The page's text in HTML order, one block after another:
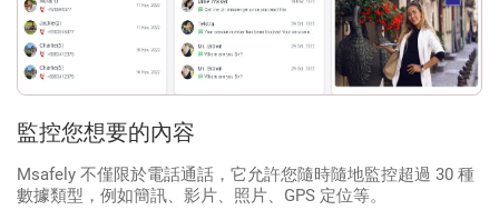
監控您想要的內容
Msafely 不僅限於電話通話，它允許您隨時隨地監控超過 30 種
數據類型，例如簡訊、影片、照片、GPS 定位等。